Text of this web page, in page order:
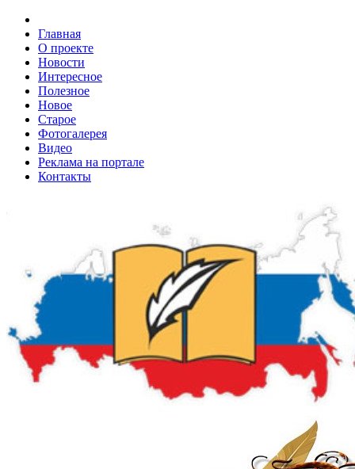
Главная
О проекте
Новости
Интересное
Полезное
Новое
Старое
Фотогалерея
Видео
Реклама на портале
Контакты